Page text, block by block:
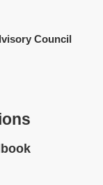
Council